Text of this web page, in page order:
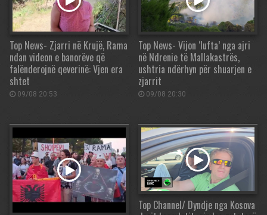
Top News- Zjarri në Krujë, Rama
ndan videon e banorëve që
falënderojnë qeverinë: Vjen era
shtet
09/08 20:53
Top News- Vijon ‘lufta’ nga ajri
në Ndrenie të Mallakastrës,
ushtria ndërhyn për shuarjen e
zjarrit
09/08 20:30
Top Channel/ Dyndje nga Kosova